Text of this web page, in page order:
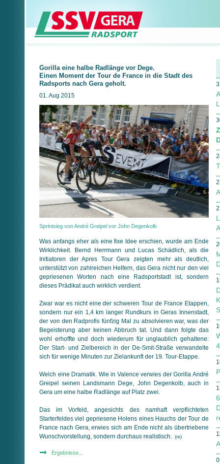
Gorilla eine halbe Radlänge vor Dege.
Einen Moment der Tour de France in die Stadt des
Radsports nach Gera geholt.
01. Aug 2015
Sprintsieg von André Greipel vor John Degenkolb
Was anfangs eher als eine fixe Idee erschien, wurde am Ende
Wirklichkeit. Bernd Herrmann und Lucas Schädlich, als die
Initiatoren der Apres Tour Gera zeigten mehr als deutlich,
unterstützt von zahlreichen Helfern, das Gera nicht nur den viel
gepriesenen Worten nach eine Radsportstadt ist, sondern
dieses Prädikat auch wirklich verdient.
Zwar war es nicht eine der schweren Tour de France Etappen,
sondern nur ein 1,4 km langer Rundkurs in Geras Innenstadt,
der von den Radprofis fünfzig Mal zu absolvieren war, was der
Begeisterung aber keinen Abbruch tat. Und dann folgte das
wohl erhoffte und doch wiederum für unglaublich gehaltene:
Der Start- und Zielbereich in der De-Smit-Straße verwandelte
sich für wenige Minuten zur Zielankunft der 19. Tour-Etappe.
Welch eine Dramatik. Wie in Valence verwies der Gorilla André
Greipel seinen Landsmann Dege, John Degenkolb, auch in
Gera um eine halbe Radlänge auf Platz zwei.
Das im Vorfeld, angesichts des namhaft verpflichteten
Starterfeldes viel gepriesene Holens eines Hauchs der Tour de
France nach Gera, erwies sich am Ende nicht als übertriebene
Wunschvorstellung, sondern durchaus realistisch. (rs)
Ergebnisse...